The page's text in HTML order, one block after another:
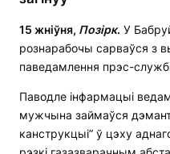
15 жніўня, Позірк. У
рознарабочы сарваўся з
паведамлення прэс-
Паводле інфармацыі
мужчына займаўся
канструкцыі” ў цэху